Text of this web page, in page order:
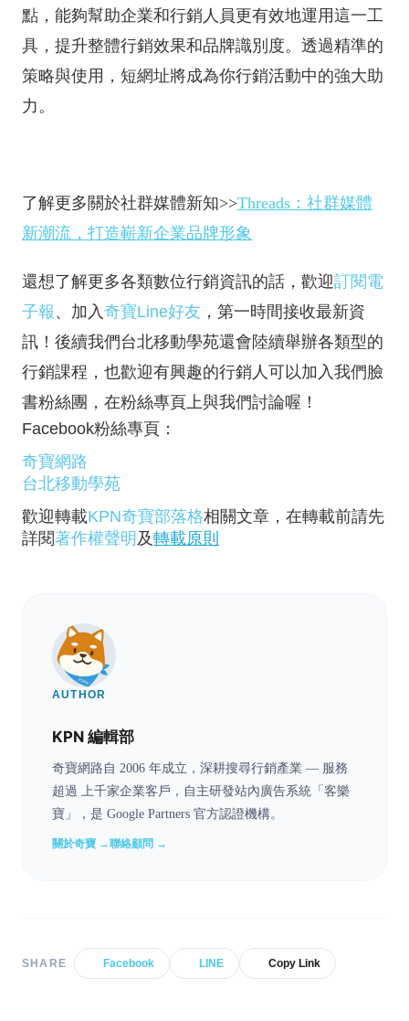
點，能夠幫助企業和行銷人員更有效地運用這一工
具，提升整體行銷效果和品牌識別度。透過精準的
策略與使用，短網址將成為你行銷活動中的強大助
力。
了解更多關於社群媒體新知>>Threads：社群媒體
新潮流，打造嶄新企業品牌形象
還想了解更多各類數位行銷資訊的話，歡迎訂閱電
子報 、加入 奇寶Line好友 ，第一時間接收最新資
訊！後續我們台北移動學苑還會陸續舉辦各類型的
行銷課程，也歡迎有興趣的行銷人可以加入我們臉
書粉絲團，在粉絲專頁上與我們討論喔！
Facebook粉絲專頁：
奇寶網路
台北移動學苑
歡迎轉載KPN奇寶部落格相關文章，在轉載前請先
詳閱著作權聲明 及轉載原則
AUTHOR
KPN 編輯部
奇寶網路自 2006 年成立，深耕搜尋行銷產業 — 服務
超過 上千家企業客戶，自主研發站內廣告系統「客樂
寶」，是 Google Partners 官方認證機構。
關於奇寶 →聯絡顧問 →
SHARE Facebook LINE Copy Link